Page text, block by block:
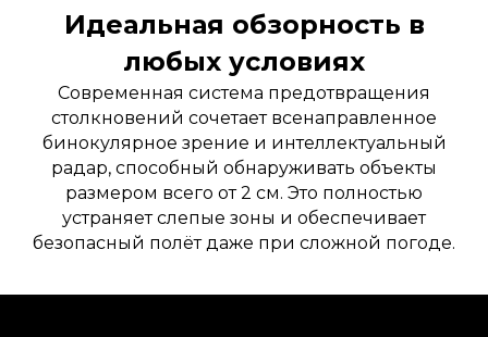
Идеальная обзорность в
любых условиях
Современная система предотвращения
столкновений сочетает всенаправленное
бинокулярное зрение и интеллектуальный
радар, способный обнаруживать объекты
размером всего от 2 см. Это полностью
устраняет слепые зоны и обеспечивает
безопасный полёт даже при сложной погоде.